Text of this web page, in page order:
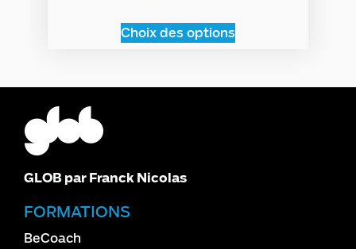
Choix des options
GLOB par Franck Nicolas
FORMATIONS
BeCoach